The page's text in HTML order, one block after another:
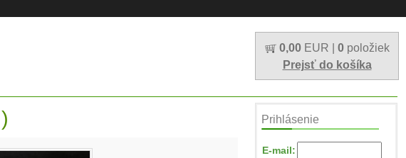
0,00 EUR | 0 položiek
Prejsť do košíka
Prihlásenie
E-mail: